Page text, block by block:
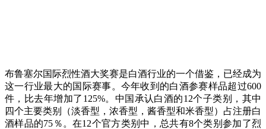
布鲁塞尔国际烈性酒大奖赛是白酒行业的一个借鉴，已经成为
这一行业最大的国际赛事。今年收到的白酒参赛样品超过600
件，比去年增加了125%。中国承认白酒的12个子类别，其中
四个主要类别（淡香型，浓香型，酱香型和米香型）占注册白
酒样品的75％。在12个官方类别中，总共有8个类别参加了烈